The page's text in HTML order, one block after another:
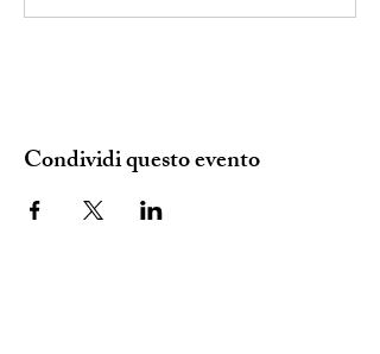
Condividi questo evento